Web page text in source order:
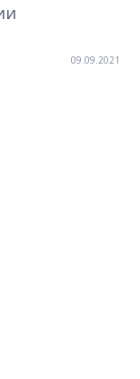
09.09.2021